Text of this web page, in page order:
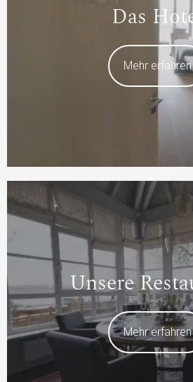
Das
Mehr erfahren
Unsere
Mehr erfahren